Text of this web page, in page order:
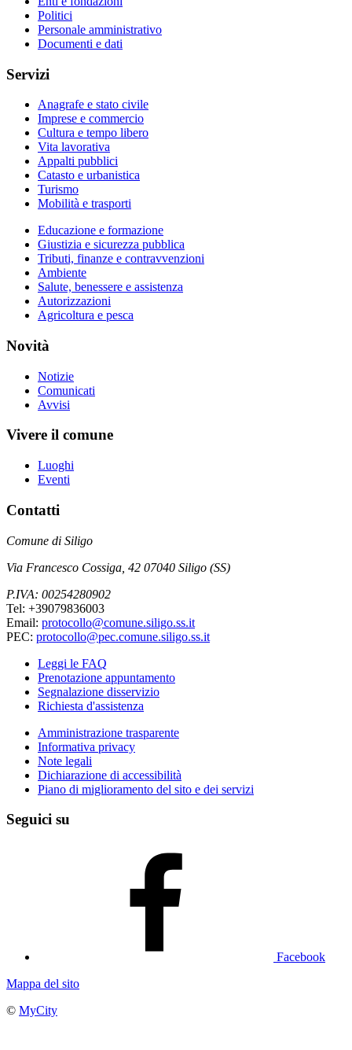
Politici
Personale amministrativo
Documenti e dati
Servizi
Anagrafe e stato civile
Imprese e commercio
Cultura e tempo libero
Vita lavorativa
Appalti pubblici
Catasto e urbanistica
Turismo
Mobilità e trasporti
Educazione e formazione
Giustizia e sicurezza pubblica
Tributi, finanze e contravvenzioni
Ambiente
Salute, benessere e assistenza
Autorizzazioni
Agricoltura e pesca
Novità
Notizie
Comunicati
Avvisi
Vivere il comune
Luoghi
Eventi
Contatti
Comune di Siligo
Via Francesco Cossiga, 42 07040 Siligo (SS)
P.IVA: 00254280902
Tel: +39079836003
Email: protocollo@comune.siligo.ss.it
PEC: protocollo@pec.comune.siligo.ss.it
Leggi le FAQ
Prenotazione appuntamento
Segnalazione disservizio
Richiesta d'assistenza
Amministrazione trasparente
Informativa privacy
Note legali
Dichiarazione di accessibilità
Piano di miglioramento del sito e dei servizi
Seguici su
Facebook
Mappa del sito
© MyCity